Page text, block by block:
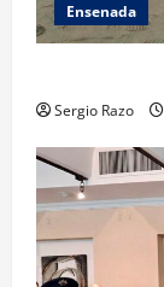
Ensenada
Sergio Razo